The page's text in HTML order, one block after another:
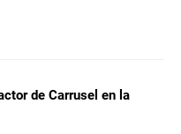
de Carrusel en la